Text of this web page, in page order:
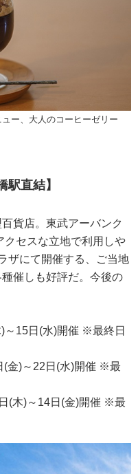
ー、大人のコーヒーゼリー
駅直結】
貨店。東武アーバンク
クセスな立地で利用しや
ザにて開催する、ご当地
催しも好評だ。今後の
～15日(水)開催 ※最終日
(金)～22日(水)開催 ※最
(木)～14日(金)開催 ※最